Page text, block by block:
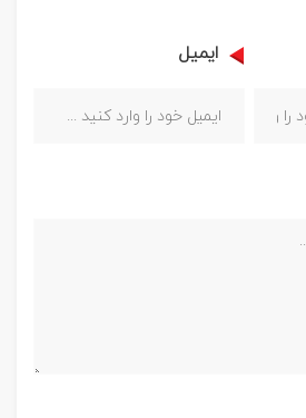
ایمیل